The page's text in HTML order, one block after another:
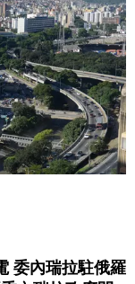
委內瑞拉駐俄羅